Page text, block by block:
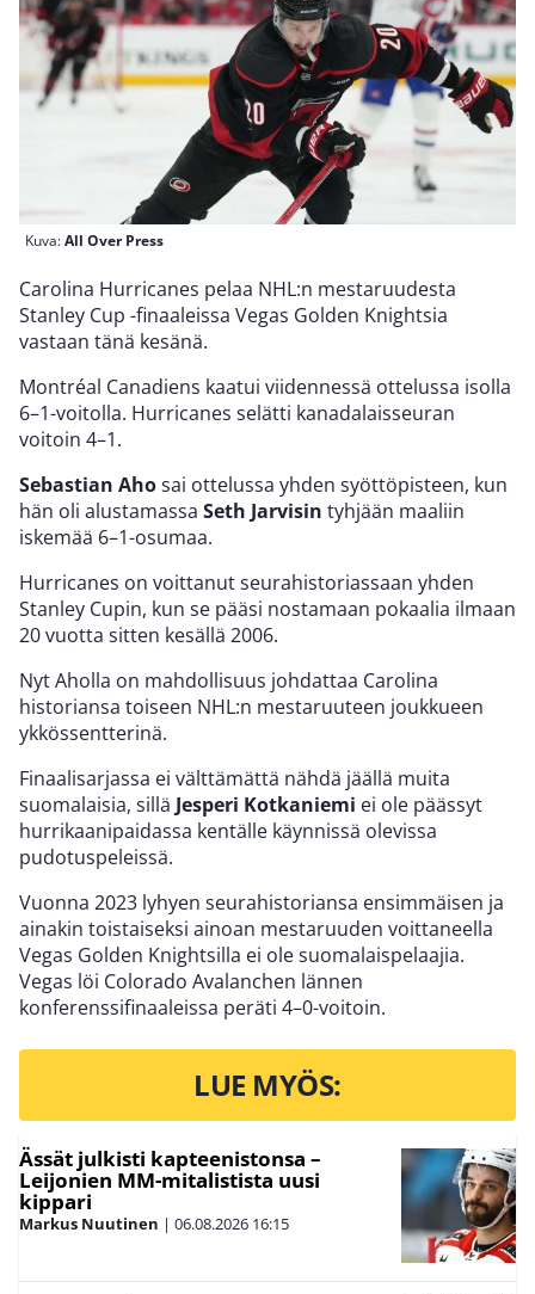
Kuva:All Over Press
Carolina Hurricanes pelaa NHL:n mestaruudesta
Stanley Cup -finaaleissa Vegas Golden Knightsia
vastaan tänä kesänä.
Montréal Canadiens kaatui viidennessä ottelussa isolla
6–1-voitolla. Hurricanes selätti kanadalaisseuran
voitoin 4–1.
Sebastian Ahosai ottelussa yhden syöttöpisteen, kun
hän oli alustamassa Seth Jarvisin tyhjään maaliin
iskemää 6–1-osumaa.
Hurricanes on voittanut seurahistoriassaan yhden
Stanley Cupin, kun se pääsi nostamaan pokaalia ilmaan
20 vuotta sitten kesällä 2006.
Nyt Aholla on mahdollisuus johdattaa Carolina
historiansa toiseen NHL:n mestaruuteen joukkueen
ykkössentterinä.
Finaalisarjassa ei välttämättä nähdä jäällä muita
suomalaisia, sillä Jesperi Kotkaniemi ei ole päässyt
hurrikaanipaidassa kentälle käynnissä olevissa
pudotuspeleissä.
Vuonna 2023 lyhyen seurahistoriansa ensimmäisen ja
ainakin toistaiseksi ainoan mestaruuden voittaneella
Vegas Golden Knightsilla ei ole suomalaispelaajia.
Vegas löi Colorado Avalanchen lännen
konferenssifinaaleissa peräti 4–0-voitoin.
LUE MYÖS:
Ässät julkisti kapteenistonsa –
Leijonien MM-mitalistista uusi
kippari
Markus Nuutinen | 06.08.2026 16:15